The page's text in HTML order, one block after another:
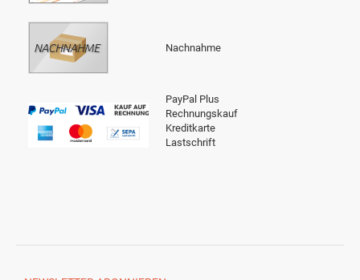
Nachnahme
PayPal Plus
Rechnungskauf
Kreditkarte
Lastschrift